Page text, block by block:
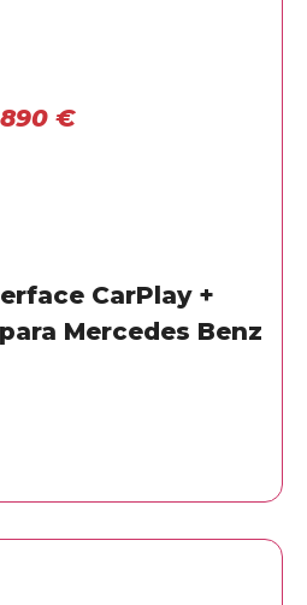
890 €
CarPlay +
Mercedes Benz